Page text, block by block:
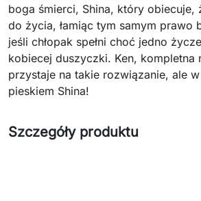
boga śmierci, Shina, który obiecuje,
do życia, łamiąc tym samym prawo
jeśli chłopak spełni choć jedno
kobiecej duszyczki. Ken, kompletna
przystaje na takie rozwiązanie, ale
pieskiem Shina!
Szczegóły produktu